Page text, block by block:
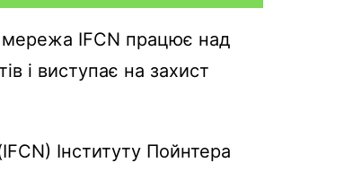
мережа IFCN працює над
і виступає на захист
Інституту Пойнтера